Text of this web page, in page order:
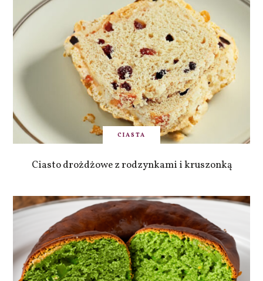
CIASTA
Ciasto drożdżowe z rodzynkami i kruszonką